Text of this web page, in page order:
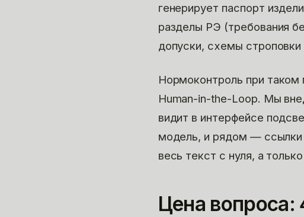
генерирует паспорт
разделы РЭ (требования
допуски, схемы
Нормоконтроль при таком
Human-in-the-Loop. Мы
видит в интерфейсе
модель, и рядом — ссылки
весь текст с нуля, а
Цена вопроса: